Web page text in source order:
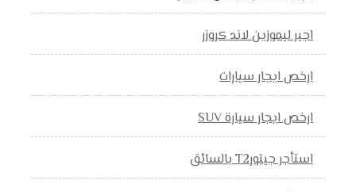
اجير ليموزين لاند كروزر
ارخص ايجار سيارات
ارخص ايجار سيارة SUV
استأجر جيتورT2 بالسائق